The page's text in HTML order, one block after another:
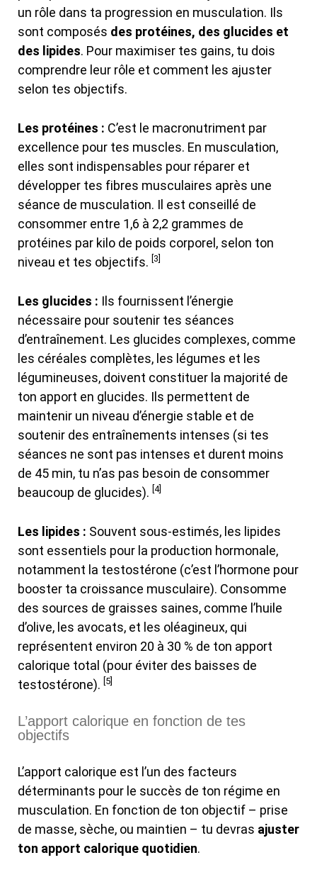
un rôle dans ta progression en musculation. Ils
sont composés des protéines, des glucides et
des lipides. Pour maximiser tes gains, tu dois
comprendre leur rôle et comment les ajuster
selon tes objectifs.
Les protéines : C’est le macronutriment par
excellence pour tes muscles. En musculation,
elles sont indispensables pour réparer et
développer tes fibres musculaires après une
séance de musculation. Il est conseillé de
consommer entre 1,6 à 2,2 grammes de
protéines par kilo de poids corporel, selon ton
niveau et tes objectifs. [3]
Les glucides : Ils fournissent l’énergie
nécessaire pour soutenir tes séances
d’entraînement. Les glucides complexes, comme
les céréales complètes, les légumes et les
légumineuses, doivent constituer la majorité de
ton apport en glucides. Ils permettent de
maintenir un niveau d’énergie stable et de
soutenir des entraînements intenses (si tes
séances ne sont pas intenses et durent moins
de 45 min, tu n’as pas besoin de consommer
beaucoup de glucides). [4]
Les lipides : Souvent sous-estimés, les lipides
sont essentiels pour la production hormonale,
notamment la testostérone (c’est l’hormone pour
booster ta croissance musculaire). Consomme
des sources de graisses saines, comme l’huile
d’olive, les avocats, et les oléagineux, qui
représentent environ 20 à 30 % de ton apport
calorique total (pour éviter des baisses de
testostérone). [5]
L’apport calorique en fonction de tes
objectifs
L’apport calorique est l’un des facteurs
déterminants pour le succès de ton régime en
musculation. En fonction de ton objectif – prise
de masse, sèche, ou maintien – tu devras ajuster
ton apport calorique quotidien.